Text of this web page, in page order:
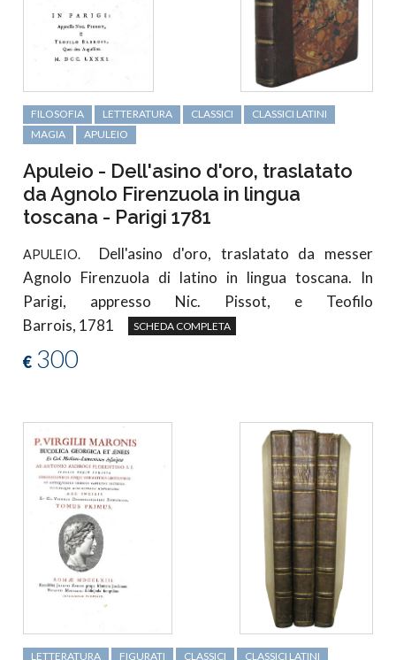
FILOSOFIA LETTERATURA CLASSICI
CLASSICI LATINI
MAGIA
APULEIO
Apuleio - Dell'asino d'oro, traslatato
da Agnolo Firenzuola in lingua
toscana - Parigi 1781
APULEIO.
Dell'asino d'oro, traslatato da messer
Agnolo Firenzuola di latino in lingua toscana. In
Parigi, appresso Nic. Pissot, e Teofilo
Barrois, 1781
SCHEDA COMPLETA
€ 300
LETTERATURA FIGURATI CLASSICI CLASSICI LATINI